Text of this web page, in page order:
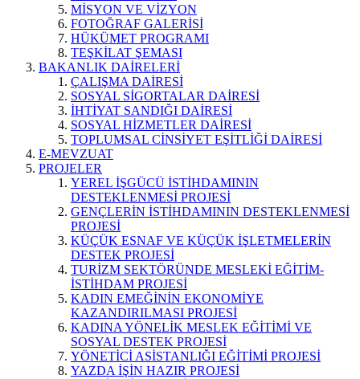
MİSYON VE VİZYON
FOTOĞRAF GALERİSİ
HÜKÜMET PROGRAMI
TEŞKİLAT ŞEMASI
BAKANLIK DAİRELERİ
ÇALIŞMA DAİRESİ
SOSYAL SİGORTALAR DAİRESİ
İHTİYAT SANDIĞI DAİRESİ
SOSYAL HİZMETLER DAİRESİ
TOPLUMSAL CİNSİYET EŞİTLİĞİ DAİRESİ
E-MEVZUAT
PROJELER
YEREL İŞGÜCÜ İSTİHDAMININ
DESTEKLENMESİ PROJESİ
GENÇLERİN İSTİHDAMININ DESTEKLENMESİ
PROJESİ
KÜÇÜK ESNAF VE KÜÇÜK İŞLETMELERİN
DESTEK PROJESİ
TURİZM SEKTÖRÜNDE MESLEKİ EĞİTİM-
İSTİHDAM PROJESİ
KADIN EMEĞİNİN EKONOMİYE
KAZANDIRILMASI PROJESİ
KADINA YÖNELİK MESLEK EĞİTİMİ VE
SOSYAL DESTEK PROJESİ
YÖNETİCİ ASİSTANLIĞI EĞİTİMİ PROJESİ
YAZDA İŞİN HAZIR PROJESİ